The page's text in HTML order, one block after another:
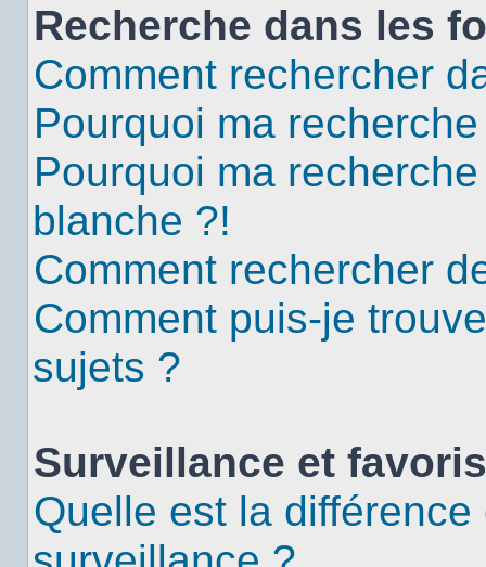
Recherche dans les
Comment rechercher
Pourquoi ma
Pourquoi ma
blanche ?!
Comment rechercher
Comment puis-je
sujets ?
Surveillance et favoris
Quelle est la